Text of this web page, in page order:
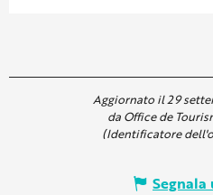
Aggiornato il 29
da Office de
(Identificatore
Segnala